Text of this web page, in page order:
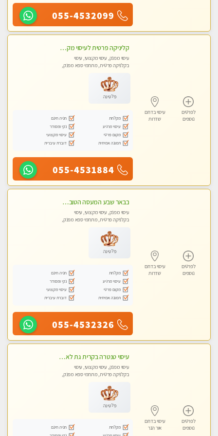
055-4532099
לפרטים
נוספים
עיסוי בדרום
שדרות
קליניקה פרטית לעיסוי מקצועי ואלטרנטיבי ברמה גבוהה VIP תתקשר ..... highly recommended..new in the city
עיסוי מפנק, עיסוי מקצועי, עיסוי
בקלניקה פרטית, מתחמי ספא מפנק,
פלטינה
מקלחת
חניה חינם
עיסוי מרגיע
נקי ומסודר
מקום פרטי
עיסוי מקצועי
תמונה אמיתית
דוברת עיברית
055-4531884
לפרטים
נוספים
עיסוי בדרום
שדרות
בבאר שבע המעסה הטובה בעיר..
עיסוי מפנק, עיסוי מקצועי, עיסוי
בקלניקה פרטית, מתחמי ספא מפנק,
פלטינה
מקלחת
חניה חינם
עיסוי מרגיע
נקי ומסודר
מקום פרטי
עיסוי מקצועי
תמונה אמיתית
דוברת עיברית
055-4532326
לפרטים
נוספים
עיסוי בדרום
אור הנר
עיסוי טנטרה בקרית גת לא מה שחשבת הרבה יותר ממה שדמיינת פרטי!!! Highly recommended
עיסוי מפנק, עיסוי מקצועי, עיסוי
בקלניקה פרטית, מתחמי ספא מפנק,
פלטינה
מקלחת
חניה חינם